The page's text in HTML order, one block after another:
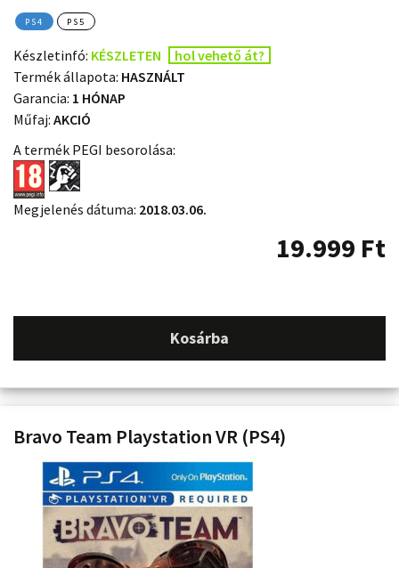
PS4 PS5
Készletinfó: KÉSZLETEN
hol vehető át?
Termék állapota: HASZNÁLT
Garancia: 1 HÓNAP
Műfaj: AKCIÓ
A termék PEGI besorolása:
Megjelenés dátuma: 2018.03.06.
19.999 Ft
Kosárba
Bravo Team Playstation VR (PS4)